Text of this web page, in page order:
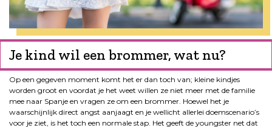
Je kind wil een brommer, wat nu?
Op een gegeven moment komt het er dan toch van; kleine kindjes
worden groot en voordat je het weet willen ze niet meer met de familie
mee naar Spanje en vragen ze om een brommer. Hoewel het je
waarschijnlijk direct angst aanjaagt en je wellicht allerlei doemscenario’s
voor je ziet, is het toch een normale stap. Het geeft de youngster net dat